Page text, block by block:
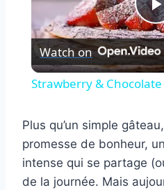
Watch on
Strawberry &
Plus qu’un simple
promesse de bonheur,
intense qui se partage
de la journée. Mais